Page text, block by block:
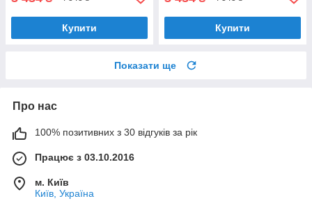
Купити Купити
Показати ще
Про нас
100% позитивних з 30 відгуків за рік
Працює з 03.10.2016
м. Київ
Київ, Україна